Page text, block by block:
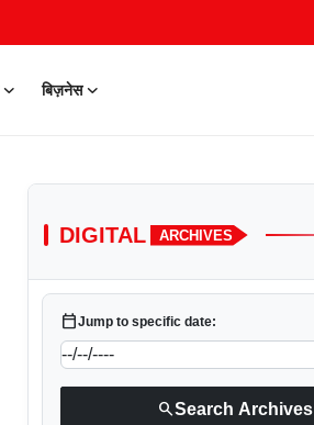
बिज़नेस
DIGITAL ARCHIVES
calendar_todayJump to specific date:
searchSearch Archives